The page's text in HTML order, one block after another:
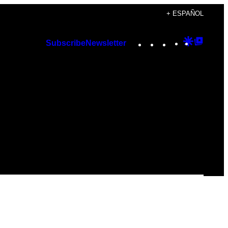
+ ESPAÑOL
SubscribeNewsletter Instagram
TikTok
YouTube
Google